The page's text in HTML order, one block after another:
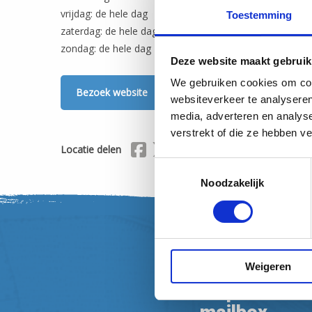
Toestemming
Deze website maakt
We gebruiken cookies om
websiteverkeer te
media, adverteren en
verstrekt of die ze hebben
Noodzakelijk
Weigeren
vrijdag: de hele dag
zaterdag: de hele dag
zondag: de hele dag
Bezoek website
Locatie delen Delen via Facebook
Nieuwsbrief